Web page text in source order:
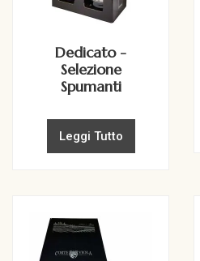
Dedicato -
Selezione
Spumanti
Leggi Tutto